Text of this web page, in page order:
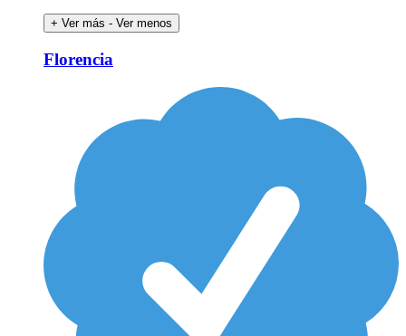
+ Ver más - Ver menos
Florencia